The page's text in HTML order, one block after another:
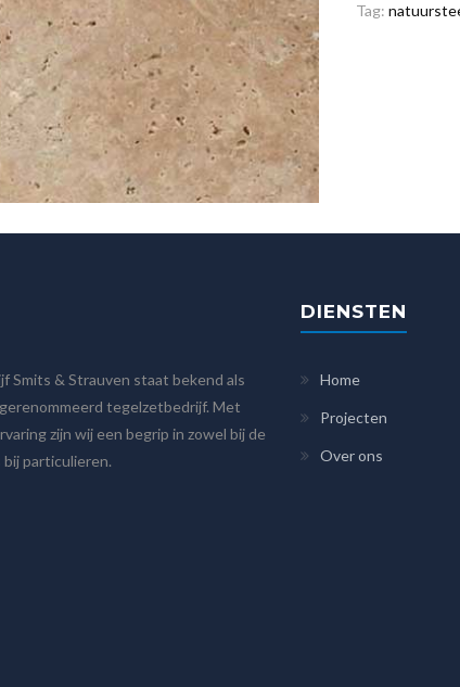
Tag:
Smits & Strauven staat bekend als
tegelzetbedrijf. Met
zijn wij een begrip in zowel bij de
bij particulieren.
DIENSTEN
Home
Projecten
Over ons